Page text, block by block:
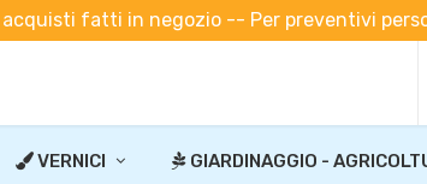
fatti in negozio -- Per preventivi
VERNICI GIARDINAGGIO -